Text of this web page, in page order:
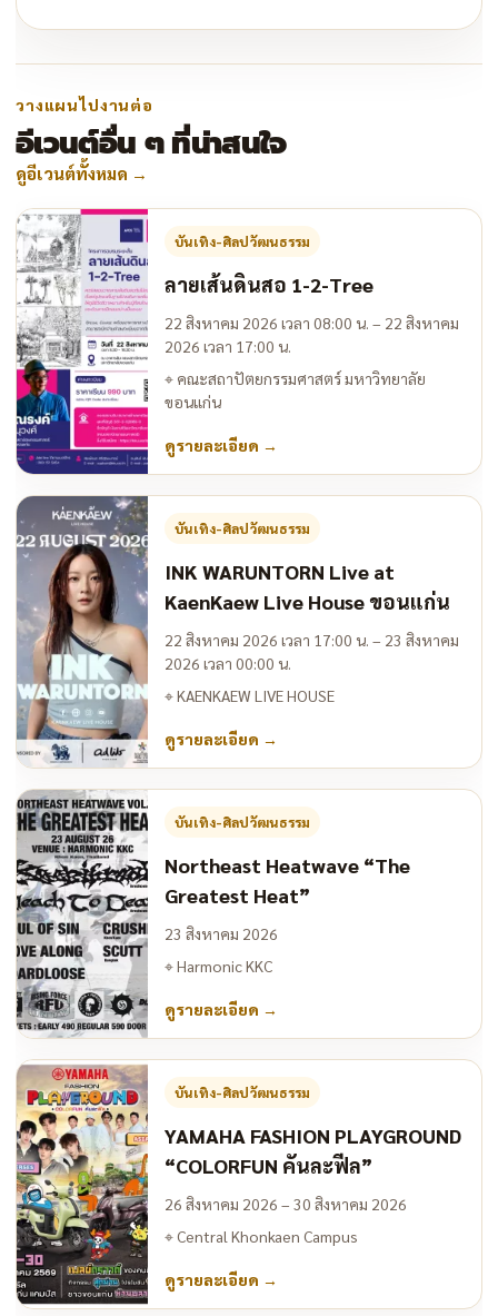
วางแผนไปงานต่อ
อีเวนต์อื่น ๆ ที่น่าสนใจ
ดูอีเวนต์ทั้งหมด →
บันเทิง-ศิลปวัฒนธรรม
ลายเส้นดินสอ 1-2-Tree
22 สิงหาคม 2026 เวลา 08:00 น. – 22 สิงหาคม
2026 เวลา 17:00 น.
⌖ คณะสถาปัตยกรรมศาสตร์ มหาวิทยาลัย
ขอนแก่น
ดูรายละเอียด →
บันเทิง-ศิลปวัฒนธรรม
INK WARUNTORN Live at
KaenKaew Live House ขอนแก่น
22 สิงหาคม 2026 เวลา 17:00 น. – 23 สิงหาคม
2026 เวลา 00:00 น.
⌖KAENKAEW LIVE HOUSE
ดูรายละเอียด →
บันเทิง-ศิลปวัฒนธรรม
Northeast Heatwave “The
Greatest Heat”
23 สิงหาคม 2026
⌖Harmonic KKC
ดูรายละเอียด →
บันเทิง-ศิลปวัฒนธรรม
YAMAHA FASHION PLAYGROUND
“COLORFUN คันละฟีล”
26 สิงหาคม 2026 – 30 สิงหาคม 2026
⌖Central Khonkaen Campus
ดูรายละเอียด →